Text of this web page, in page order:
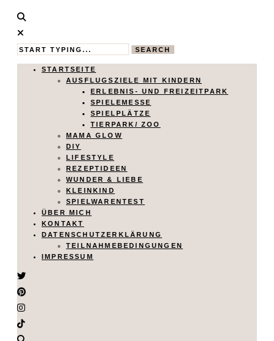
Calistas
Traum
MAMABLOG
SEARCH
STARTSEITE
AUSFLUGSZIELE MIT KINDERN
ERLEBNIS- UND FREIZEITPARK
SPIELEMESSE
SPIELPLÄTZE
TIERPARK/ ZOO
MAMA GLOW
DIY
LIFESTYLE
REZEPTIDEEN
WUNDER & LIEBE
KLEINKIND
SPIELWARENTEST
ÜBER MICH
KONTAKT
DATENSCHUTZERKLÄRUNG
TEILNAHMEBEDINGUNGEN
IMPRESSUM